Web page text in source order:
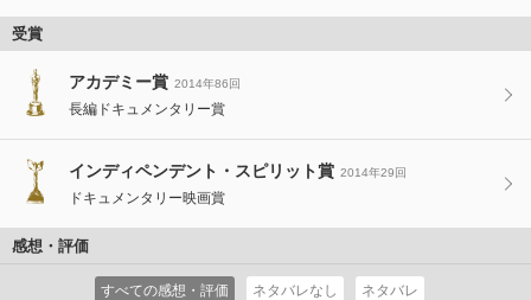
受賞
アカデミー賞 2014年86回
長編ドキュメンタリー賞
インディペンデント・スピリット賞 2014年29回
ドキュメンタリー映画賞
感想・評価
すべての感想・評価 ネタバレなし ネタバレ